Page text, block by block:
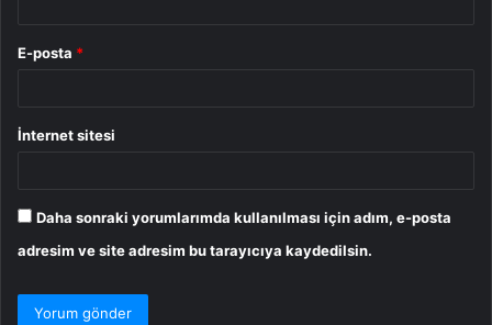
E-posta *
İnternet sitesi
Daha sonraki yorumlarımda kullanılması için adım, e-posta
adresim ve site adresim bu tarayıcıya kaydedilsin.